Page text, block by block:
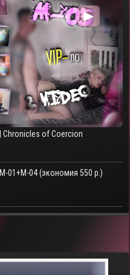
▶
Chronicles of Coercion
01+M-04 (экономия 550 р.)